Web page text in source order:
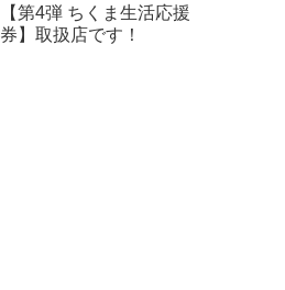
【第4弾 ちくま生活応援
券】取扱店です！